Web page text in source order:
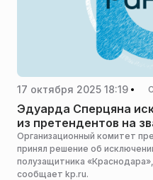
17 октября 2025 18:19
Эдуарда Сперцяна
из претендентов на
года»
Организационный комитет
принял решение об
полузащитника
сообщает kp.ru.